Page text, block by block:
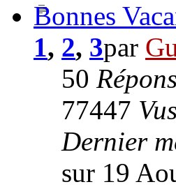
Bonnes
1, 2, 3par
50
77447 Vus
Dernier
sur 19